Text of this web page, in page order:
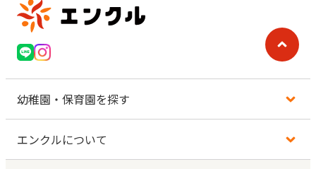
幼稚園・保育園を探す
エンクルについて